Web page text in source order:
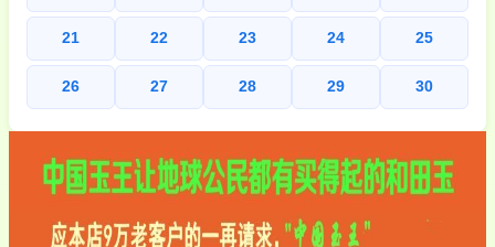
21 22 23 24 25
26 27 28 29 30